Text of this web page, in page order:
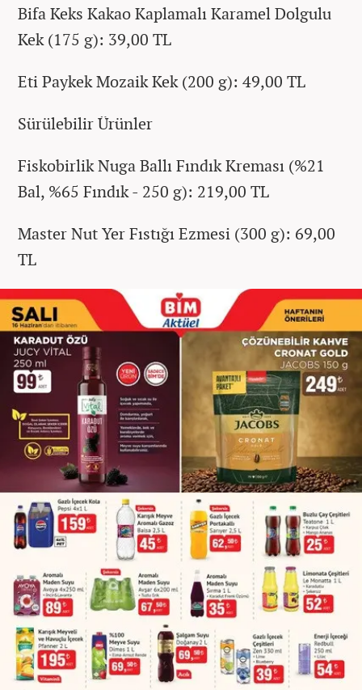
Bifa Keks Kakao Kaplamalı Karamel Dolgulu
Kek (175 g): 39,00 TL
Eti Paykek Mozaik Kek (200 g): 49,00 TL
Sürülebilir Ürünler
Fiskobirlik Nuga Ballı Fındık Kreması (%21
Bal, %65 Fındık - 250 g): 219,00 TL
Master Nut Yer Fıstığı Ezmesi (300 g): 69,00
TL